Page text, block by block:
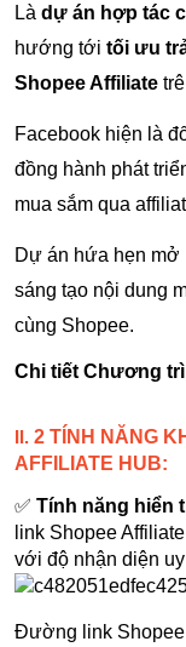
Là dự án hợp tác
hướng tới tối ưu
Shopee Affiliate
Facebook hiện là
đồng hành phát
mua sắm qua
Dự án hứa hẹn mở
sáng tạo nội dung
cùng Shopee.
Chi tiết Chương
II. 2 TÍNH NĂNG
AFFILIATE HUB:
✅ Tính năng hiển
link Shopee
với độ nhận diện
Đường link Shopee